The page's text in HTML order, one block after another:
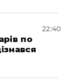
по
22:40